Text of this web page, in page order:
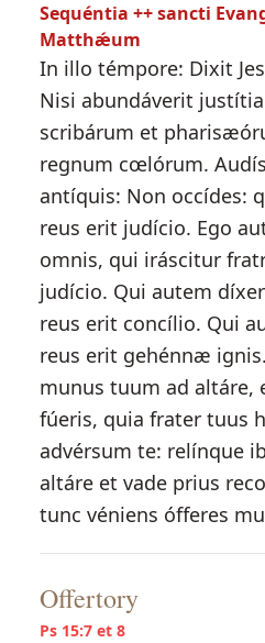
Sequéntia ++ sancti
Matthǽum
In illo témpore: Dixit
Nisi abundáverit
scribárum et
regnum cœlórum.
antíquis: Non occídes:
reus erit judício. Ego
omnis, qui iráscitur
judício. Qui autem
reus erit concílio. Qui
reus erit gehénnæ
munus tuum ad altáre,
fúeris, quia frater tuus
advérsum te: relínque
altáre et vade prius
tunc véniens ófferes
Offertory
Ps 15:7 et 8